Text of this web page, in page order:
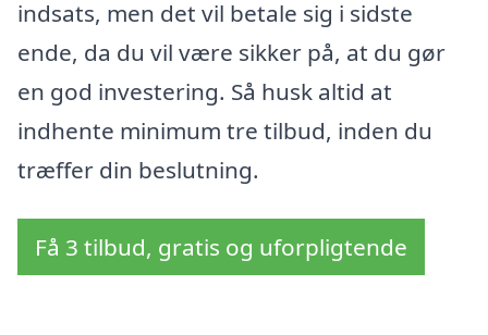
indsats, men det vil betale sig i sidste
ende, da du vil være sikker på, at du gør
en god investering. Så husk altid at
indhente minimum tre tilbud, inden du
træffer din beslutning.
Få 3 tilbud, gratis og uforpligtende